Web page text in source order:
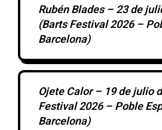
Rubén Blades – 23 de
(Barts Festival 2026 –
Barcelona)
Ojete Calor – 19 de julio
Festival 2026 – Poble
Barcelona)